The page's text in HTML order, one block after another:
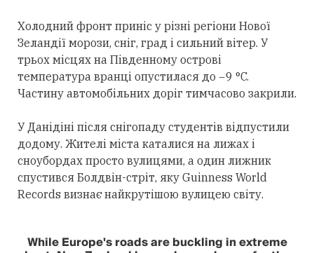
Холодний фронт приніс у різні регіони Нової
Зеландії морози, сніг, град і сильний вітер. У
трьох місцях на Південному острові
температура вранці опустилася до −9 °C.
Частину автомобільних доріг тимчасово закрили.
У Данідіні після снігопаду студентів відпустили
додому. Жителі міста каталися на лижах і
сноубордах просто вулицями, а один лижник
спустився Болдвін-стріт, яку Guinness World
Records визнає найкрутішою вулицею світу.
While Europe's roads are buckling in extreme